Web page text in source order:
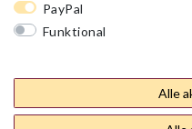
PayPal
Funktional
Alle